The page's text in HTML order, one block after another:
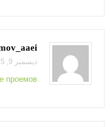
ديسمبر 9, 2025 الي 5:49 م
проемов